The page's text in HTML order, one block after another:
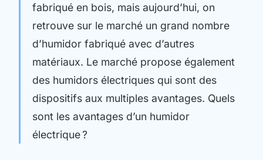
fabriqué en bois, mais aujourd’hui, on
retrouve sur le marché un grand nombre
d’humidor fabriqué avec d’autres
matériaux. Le marché propose également
des humidors électriques qui sont des
dispositifs aux multiples avantages. Quels
sont les avantages d’un humidor
électrique ?